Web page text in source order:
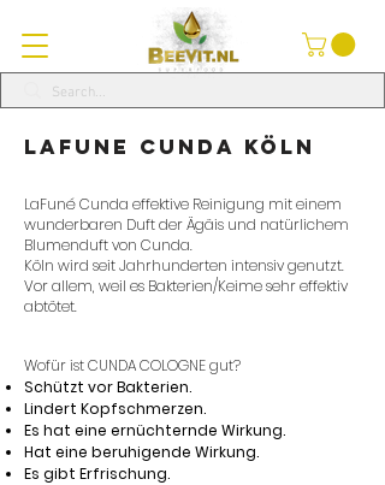
LaFune Cunda Köln
LaFuné Cunda effektive Reinigung mit einem
wunderbaren Duft der Ägäis und natürlichem
Blumenduft von Cunda.
Köln wird seit Jahrhunderten intensiv genutzt.
Vor allem, weil es Bakterien/Keime sehr effektiv
abtötet.
Wofür ist CUNDA COLOGNE gut?
Schützt vor Bakterien.
Lindert Kopfschmerzen.
Es hat eine ernüchternde Wirkung.
Hat eine beruhigende Wirkung.
Es gibt Erfrischung.